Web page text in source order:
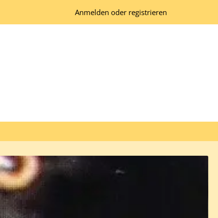
Anmelden oder registrieren